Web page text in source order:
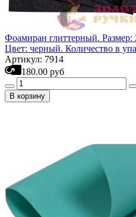
Фоамиран глиттерный.
Цвет: черный. Количество в
Артикул: 7914
180.00 руб
В корзину